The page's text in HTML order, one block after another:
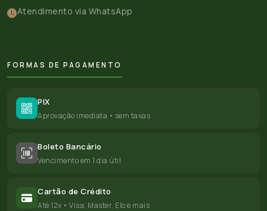
Atendimento via WhatsApp
FORMAS DE PAGAMENTO
PIX
Aprovação imediata • sem taxas
Boleto Bancário
Vencimento em 1 dia útil
Cartão de Crédito
Até 12x • Visa, Master, Elo e mais